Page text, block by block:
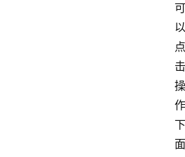
可
以
点
击
操
作
下
面